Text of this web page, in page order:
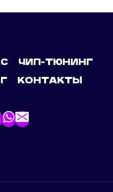
ЧИП-ТЮНИНГ
КОНТАКТЫ